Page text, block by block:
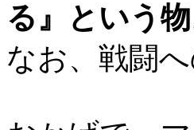
る』という物
なお、戦闘